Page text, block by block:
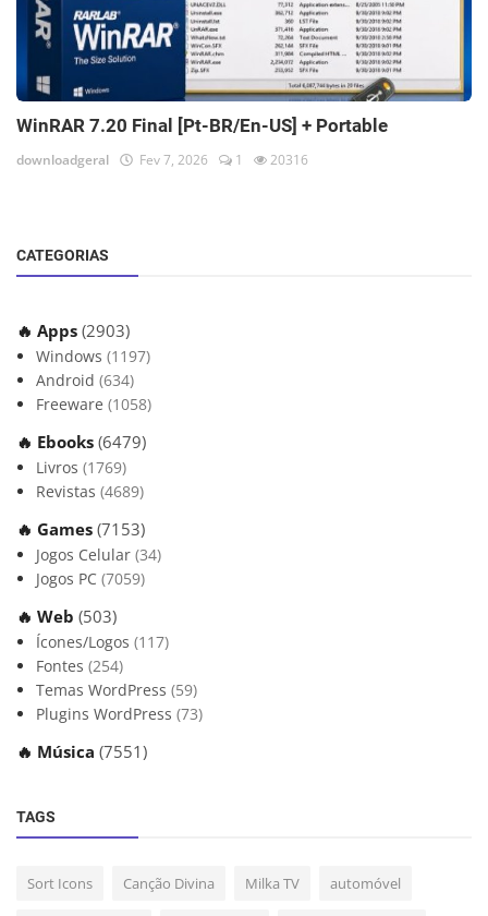
WinRAR 7.20 Final [Pt-BR/En-US] + Portable
downloadgeral Fev 7, 2026 1 20316
CATEGORIAS
🔥 Apps (2903)
Windows (1197)
Android (634)
Freeware (1058)
🔥 Ebooks (6479)
Livros (1769)
Revistas (4689)
🔥 Games (7153)
Jogos Celular (34)
Jogos PC (7059)
🔥 Web (503)
Ícones/Logos (117)
Fontes (254)
Temas WordPress (59)
Plugins WordPress (73)
🔥 Música (7551)
TAGS
Sort Icons Canção Divina Milka TV automóvel